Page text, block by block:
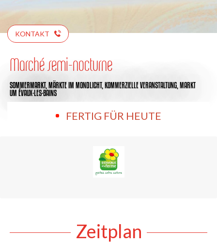
KONTAKT
Marché semi-nocturne
SOMMERMARKT, MÄRKTE IM MONDLICHT, KOMMERZIELLE VERANSTALTUNG, MARKT
UM ÉVAUX-LES-BAINS
FERTIG FÜR HEUTE
Zeitplan